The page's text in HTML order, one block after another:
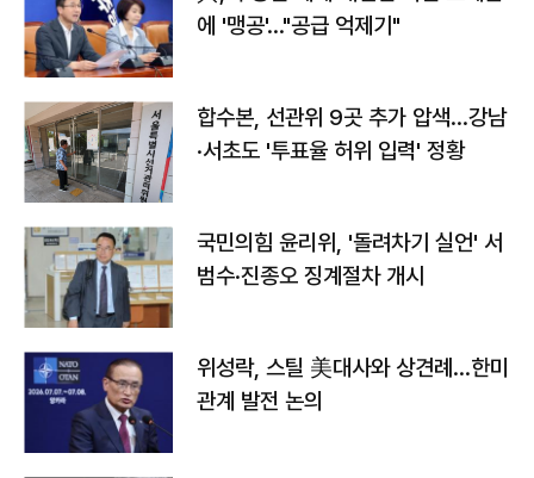
에 '맹공'…"공급 억제기"
합수본, 선관위 9곳 추가 압색…강남
·서초도 '투표율 허위 입력' 정황
국민의힘 윤리위, '돌려차기 실언' 서
범수·진종오 징계절차 개시
위성락, 스틸 美대사와 상견례…한미
관계 발전 논의